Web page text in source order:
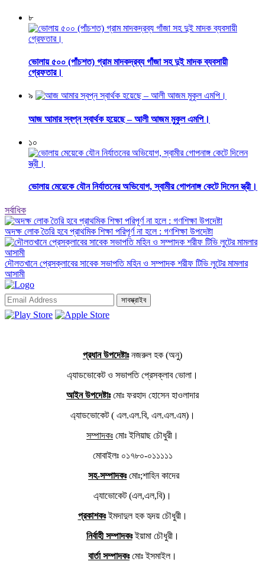
৮
ভোলায় ৫০০ (পাঁচশত) গ্রাম মাদকদ্রব্য গাঁজা সহ দুই মাদক ব্যবসায়ী
গ্রেফতার।
৯
আজ আমার স্বপ্ন স্বার্থক হয়েছে – আলী আজম মুকুল এমপি।
১০
ভোলায় মেয়েকে যৌন নির্যাতনের অভিযোগ, স্বামীর গোপনাঙ্গ কেটে দিলেন স্ত্রী।
সর্বাধিক
অদক্ষ লোক তৈরি হবে প্রাথমিক শিক্ষা পরিপূর্ণ না হলে : গণশিক্ষা উপদেষ্টা
দৌলতখানে প্রেসক্লাবের সাবেক সভাপতি মহিন ও সম্পাদক শরীফ টিভি লুটের মামলার
আসামী
সাবস্ক্রাইব
প্রধান উপদেষ্টাঃনজরুল হক (অনু)
এ্যাডভোকেট ও সভাপতি প্রেসক্লাব ভোলা।
আইন উপদেষ্টাঃমোঃ ফরহাদ হোসেন হাওলাদার
এ্যাডভোকেট ( এল.এল.বি, এল.এল.এম)।
সম্পাদকঃ মোঃ ইলিয়াছ চৌধুরী।
মোবাইলঃ ০১৭৮০-০১১১১১
সহ-সম্পাদকঃমোঃ;শাহিন কাদের
এ্যাভোকেট (এল,এল,বি)।
প্রকাশকঃইমদাদুল হক হৃদয় চৌধুরী।
নির্বাহী সম্পাদকঃইয়ামা চৌধুরী।
বার্তা সম্পাদকঃমোঃ ইসমাইল।